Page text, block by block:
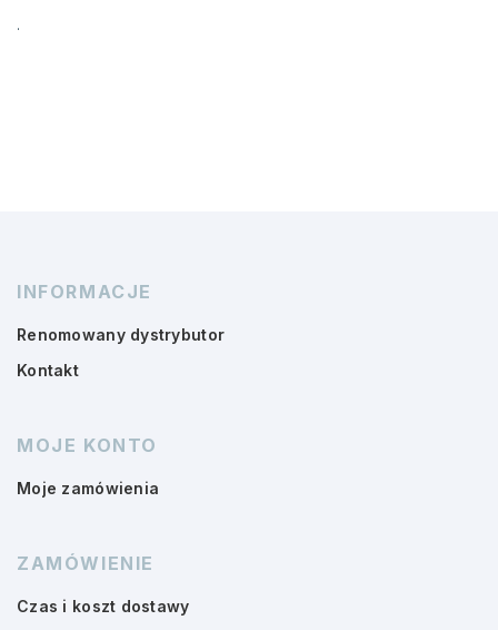
.
INFORMACJE
Renomowany dystrybutor
Kontakt
MOJE KONTO
Moje zamówienia
ZAMÓWIENIE
Czas i koszt dostawy